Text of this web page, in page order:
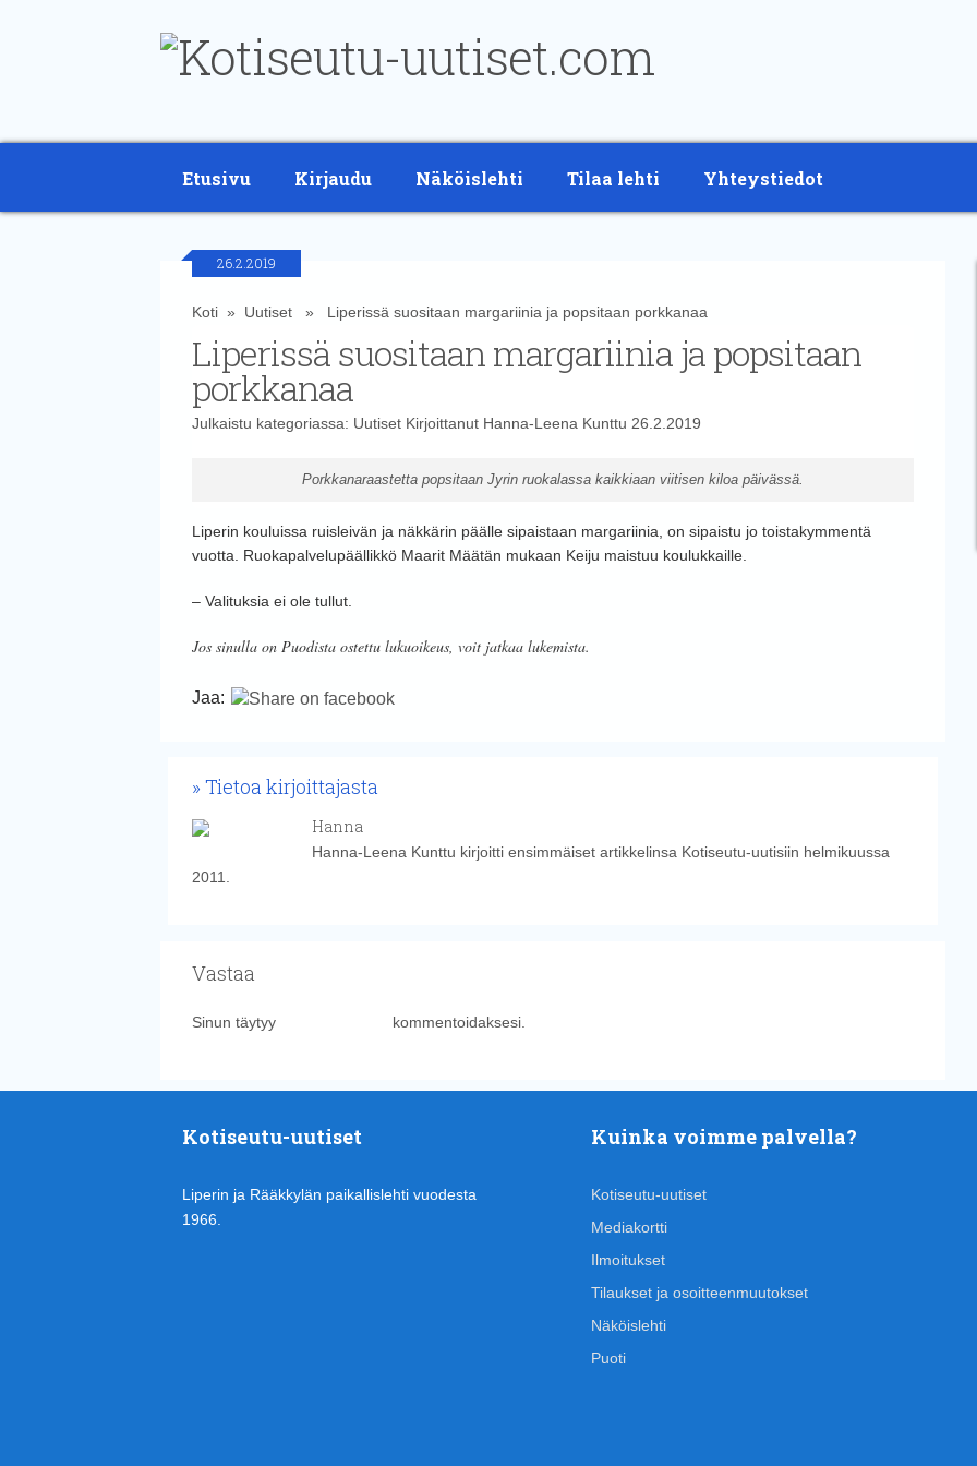
Etusivu Kirjaudu Näköislehti Tilaa lehti Yhteystiedot
26.2.2019
Koti» Uutiset» Liperissä suositaan margariinia ja popsitaan porkkanaa
Liperissä suositaan margariinia ja popsitaan
porkkanaa
Julkaistu kategoriassa: UutisetKirjoittanut Hanna-Leena Kunttu 26.2.2019
Porkkanaraastetta popsitaan Jyrin ruokalassa kaikkiaan viitisen kiloa päivässä.
Liperin kouluissa ruisleivän ja näkkärin päälle sipaistaan margariinia, on sipaistu jo toistakymmentä
vuotta. Ruokapalvelupäällikkö Maarit Määtän mukaan Keiju maistuu koulukkaille.
– Valituksia ei ole tullut.
Jos sinulla on Puodista ostettu lukuoikeus, voit jatkaa lukemista.
Jaa:
Tietoa kirjoittajasta
Hanna
Hanna-Leena Kunttu kirjoitti ensimmäiset artikkelinsa Kotiseutu-uutisiin helmikuussa
2011.
Vastaa
Sinun täytyy kommentoidaksesi.
Kotiseutu-uutiset
Liperin ja Rääkkylän paikallislehti vuodesta
1966.
Kuinka voimme palvella?
Kotiseutu-uutiset
Mediakortti
Ilmoitukset
Tilaukset ja osoitteenmuutokset
Näköislehti
Puoti